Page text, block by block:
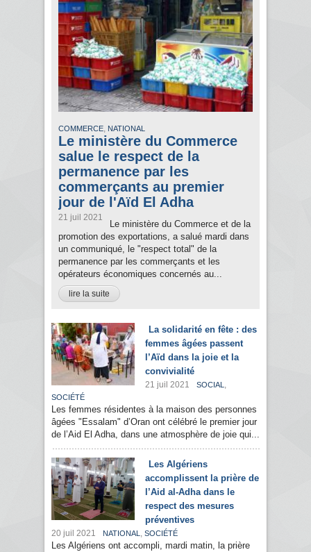
COMMERCE, NATIONAL
Le ministère du Commerce
salue le respect de la
permanence par les
commerçants au premier
jour de l'Aïd El Adha
21 juil 2021
Le ministère du Commerce et de la
promotion des exportations, a salué mardi dans
un communiqué, le "respect total" de la
permanence par les commerçants et les
opérateurs économiques concernés au...
lire la suite
La solidarité en fête : des
femmes âgées passent
l’Aïd dans la joie et la
convivialité
21 juil 2021 SOCIAL ,
SOCIÉTÉ
Les femmes résidentes à la maison des personnes
âgées "Essalam" d’Oran ont célébré le premier jour
de l’Aid El Adha, dans une atmosphère de joie qui...
Les Algériens
accomplissent la prière de
l’Aid al-Adha dans le
respect des mesures
préventives
20 juil 2021 NATIONAL , SOCIÉTÉ
Les Algériens ont accompli, mardi matin, la prière